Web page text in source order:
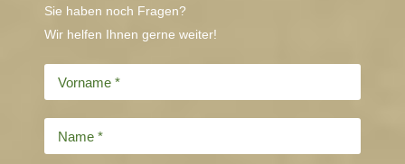
Sie haben noch Fragen?
Wir helfen Ihnen gerne weiter!